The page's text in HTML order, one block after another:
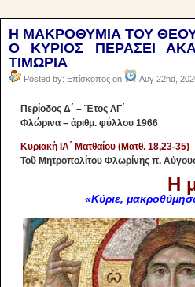
Η ΜΑΚΡΟΘΥΜΙΑ ΤΟΥ
Ο ΚΥΡΙΟΣ ΠΕΡΑΣΕΙ
ΤΙΜΩΡΙΑ
Posted by: Επίσκοπος on Αυγ 22nd,
Περίοδος Δ΄ – Ἔτος ΛΓ΄
Φλώρινα – ἀριθμ. φύλλου 1966
Κυριακὴ ΙΑ΄ Ματθαίου (Ματθ. 18,23-35)
Τοῦ Μητροπολίτου Φλωρίνης π.
Η
«Κύριε,